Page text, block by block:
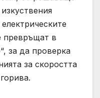
превръщат в
за да проверка
за скоростта